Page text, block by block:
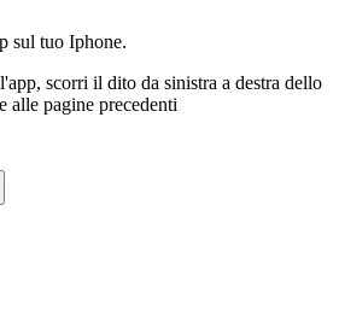
sul tuo Iphone.
scorri il dito da sinistra a destra dello
alle pagine precedenti